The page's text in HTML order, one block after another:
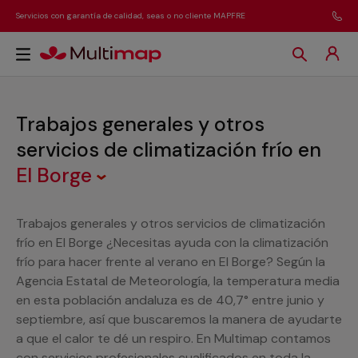
Servicios con garantía de calidad, seas o no cliente MAPFRE
Trabajos generales y otros
servicios de climatización frío en
El Borge
Trabajos generales y otros servicios de climatización
frío en El Borge ¿Necesitas ayuda con la climatización
frío para hacer frente al verano en El Borge? Según la
Agencia Estatal de Meteorología, la temperatura media
en esta población andaluza es de 40,7° entre junio y
septiembre, así que buscaremos la manera de ayudarte
a que el calor te dé un respiro. En Multimap contamos